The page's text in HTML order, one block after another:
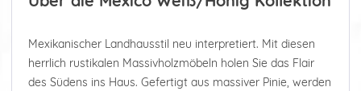
Mexikanischer Landhausstil neu interpretiert. Mit diesen
herrlich rustikalen Massivholzmöbeln holen Sie das Flair
des Südens ins Haus. Gefertigt aus massiver Pinie, werden